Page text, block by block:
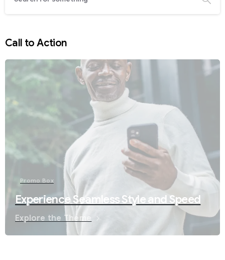
Call to Action
Promo Box
Experience Seamless Style and Speed
Explore the Theme